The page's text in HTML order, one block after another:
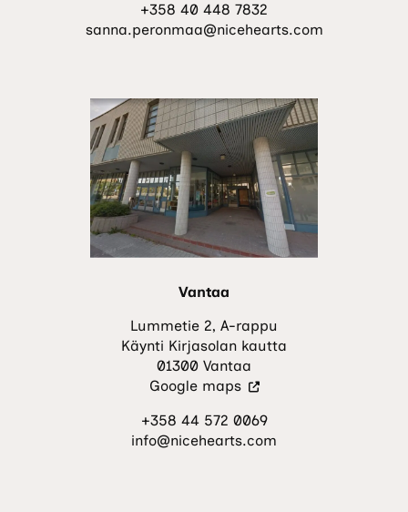
sivustolla.
Linkki
välilehteen.)
+358 40 448 7832
sanna.peronmaa@nicehearts.com
Vantaa
Lummetie 2, A-rappu
Käynti Kirjasolan kautta
01300 Vantaa
Google maps(Vieraile
sivustolla.
Linkki
+358 44 572 0069
info@nicehearts.com